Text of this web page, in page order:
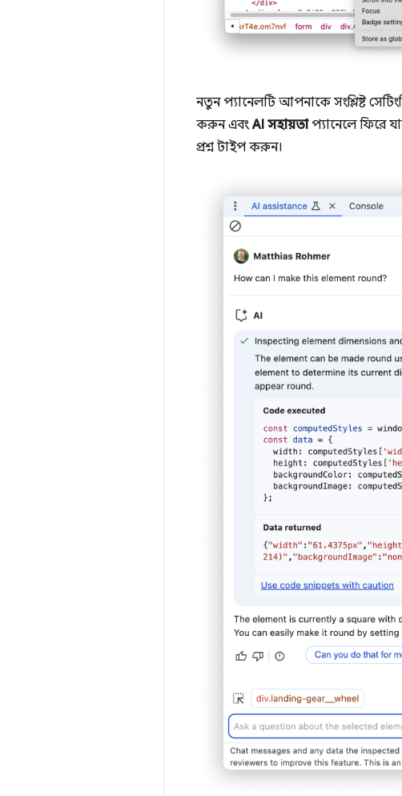
নতুন প্যানেলটি আপনাকে সংশ্লিষ্ট
করুন এবংAI সহায়তাপ্যানেলে ফিরে
প্রশ্ন টাইপ করুন।